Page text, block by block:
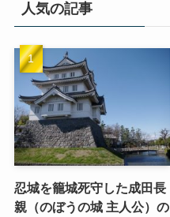
人気の記事
忍城を籠城死守した成田長
親（のぼうの城 主人公）の